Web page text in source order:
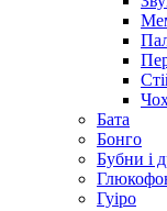
Бата
Бонго
Бубни і
Гуіро